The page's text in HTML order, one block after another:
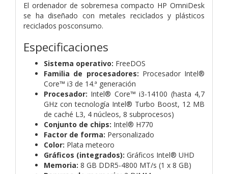
El ordenador de sobremesa compacto HP OmniDesk
se ha diseñado con metales reciclados y plásticos
reciclados posconsumo.
Especificaciones
Sistema operativo: FreeDOS
Familia de procesadores: Procesador Intel®
Core™ i3 de 14.ª generación
Procesador: Intel® Core™ i3-14100 (hasta 4,7
GHz con tecnología Intel® Turbo Boost, 12 MB
de caché L3, 4 núcleos, 8 subprocesos)
Conjunto de chips: Intel® H770
Factor de forma: Personalizado
Color: Plata meteoro
Gráficos (integrados): Gráficos Intel® UHD
Memoria: 8 GB DDR5-4800 MT/s (1 x 8 GB)